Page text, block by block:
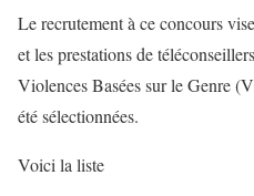
Le recrutement à ce concours
et les prestations de
Violences Basées sur le Genre
été sélectionnées.
Voici la liste